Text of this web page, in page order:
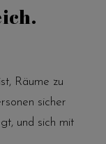
Räume zu
sicher
und sich mit